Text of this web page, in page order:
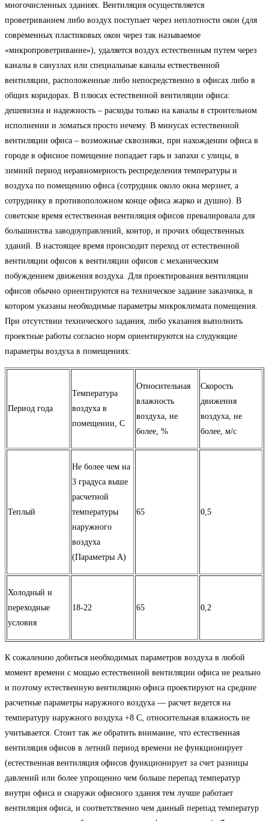
многочисленных зданиях. Вентиляция осуществляется
проветриванием либо воздух поступает через неплотности окон (для
современных пластиковых окон через так называемое
«микропроветривание»), удаляется воздух естественным путем через
каналы в санузлах или специальные каналы ествественной
вентиляции, расположенные либо непосредственно в офисах либо в
общих коридорах. В плюсах естественной вентиляции офиса:
дешевизна и надежность – расходы только на каналы в строительном
исполнении и ломаться просто нечему. В минусах естественной
вентиляции офиса – возможные сквозняки, при нахождении офиса в
городе в офисное помещение попадает гарь и запахи с улицы, в
зимний период неравномерность респределения температуры и
воздуха по помещению офиса (сотрудник около окна мерзнет, а
сотруднику в противоположном конце офиса жарко и душно). В
советское время естественная вентиляция офисов превалировала для
большинства заводоуправлений, контор, и прочих общественных
зданий. В настоящее время происходит переход от естественной
вентиляции офисов к вентиляции офисов с механическим
побуждением движения воздуха. Для проектирования вентиляции
офисов обычно ориентируются на техническое задание заказчика, в
котором указаны необходимые параметры микроклимата помещения.
При отсутствии технического задания, либо указания выполнить
проектные работы согласно норм ориентируются на слудующие
параметры воздуха в помещениях:
Период года
Температура
воздуха в
помещении, С
Относительная
влажность
воздуха, не
более, %
Скорость
движения
воздуха, не
более, м/с
Теплый
Не более чем на
3 градуса выше
расчетной
температуры
наружного
воздуха
(Параметры А)
65 0,5
Холодный и
переходные
условия
18-22 65 0,2
К сожалению добиться необходимых параметров воздуха в любой
момент времени с мощью естественной вентиляции офиса не реально
и поэтому естественную вентиляцию офиса проектируют на средние
расчетные параметры наружного воздуха — расчет ведется на
температуру наружного воздуха +8 С, относительная влажность не
учитывается. Стоит так же обратить внимание, что естественная
вентиляция офисов в летний период времени не функционирует
(естественная вентиляция офисов функционирует за счет разницы
давлений или более упрощенно чем больше перепад температур
внутри офиса и снаружи офисного здания тем лучше работает
вентиляция офиса, и соответственно чем данный перепад температур